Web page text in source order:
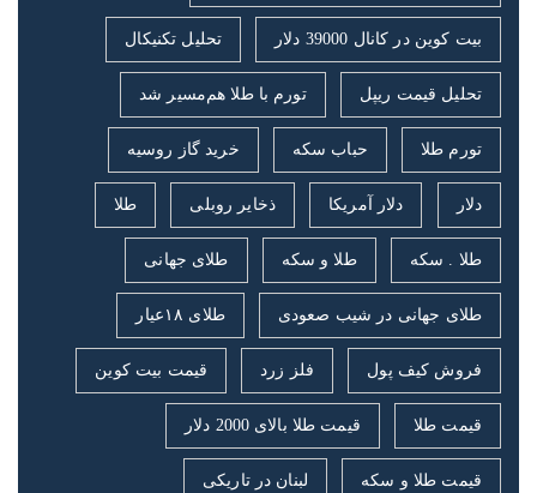
بیت کوین در کانال 39000 دلار تحلیل تکنیکال
تحلیل قیمت ریپل تورم با طلا هم‌مسیر شد
تورم طلا حباب سکه خرید گاز روسیه
دلار دلار آمریکا ذخایر روبلی طلا
طلا . سکه طلا و سکه طلای جهانی
طلای جهانی در شیب صعودی طلای ۱۸عیار
فروش کیف پول فلز زرد قیمت بیت کوین
قیمت طلا قیمت طلا بالای 2000 دلار
قیمت طلا و سکه لبنان در تاریکی